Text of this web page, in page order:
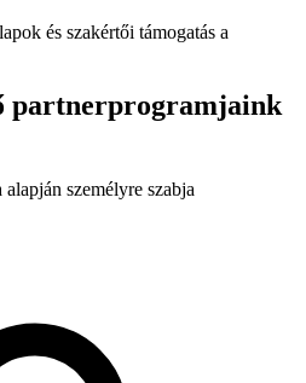
és szakértői támogatás a
partnerprogramjaink
személyre szabja